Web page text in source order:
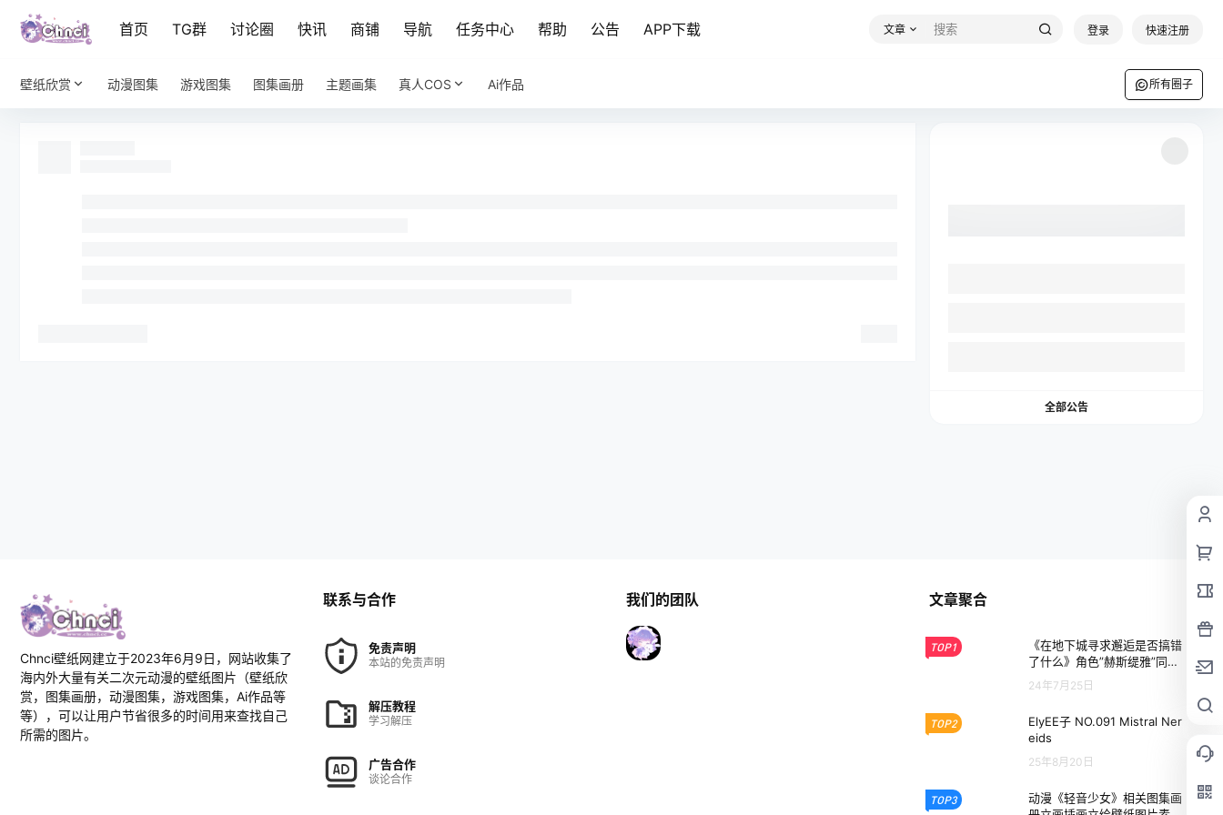
首页 TG群 讨论圈 快讯 商铺 导航 任务中心 帮助 公告 APP下载 文章 登录 快速注册
壁纸欣赏 动漫图集 游戏图集 图集画册 主题画集 真人COS Ai作品 所有圈子
全部公告
Chnci壁纸网建立于2023年6月9日，网站收集了
海内外大量有关二次元动漫的壁纸图片（壁纸欣
赏，图集画册，动漫图集，游戏图集，Ai作品等
等），可以让用户节省很多的时间用来查找自己
所需的图片。
联系与合作
免责声明
本站的免责声明
解压教程
学习解压
广告合作
谈论合作
我们的团队 文章聚合
TOP1
《在地下城寻求邂逅是否搞错
了什么》角色”赫斯缇雅”同人
图集原画插画壁纸图片素材
24年7月25日
TOP2
ElyEE子 NO.091 Mistral Ner
eids
25年8月20日
TOP3
动漫《轻音少女》相关图集画